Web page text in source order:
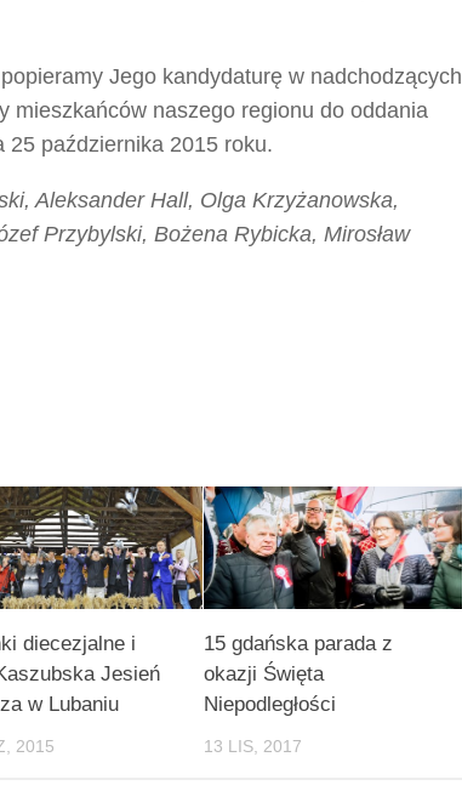
Jego kandydaturę w nadchodzących
mieszkańców naszego regionu do oddania
25 października 2015 roku.
Aleksander Hall, Olga Krzyżanowska,
Przybylski, Bożena Rybicka, Mirosław
diecezjalne i
Jesień
w Lubaniu
2015
15 gdańska parada z
okazji Święta
Niepodległości
13 LIS, 2017